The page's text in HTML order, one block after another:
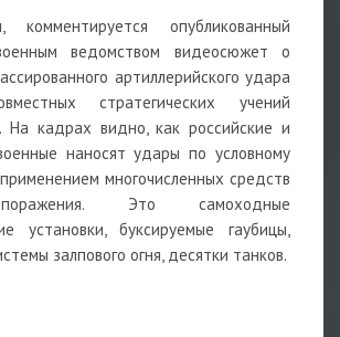
комментируется опубликованный
ведомством видеосюжет о
артиллерийского удара
стратегических учений
На кадрах видно, как российские и
наносят удары по условному
многочисленных средств
Это самоходные
установки, буксируемые гаубицы,
залпового огня, десятки танков.